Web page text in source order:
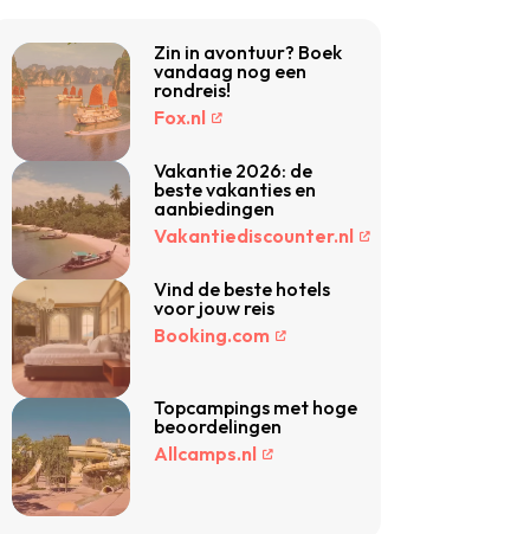
Zin in avontuur? Boek
vandaag nog een
rondreis!
Fox.nl
Vakantie 2026: de
beste vakanties en
aanbiedingen
Vakantiediscounter.nl
Vind de beste hotels
voor jouw reis
Booking.com
Topcampings met hoge
beoordelingen
Allcamps.nl